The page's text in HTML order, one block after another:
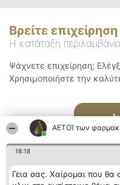
ΑΕΤΟΊ των
18:18
Γεια σας. Χαίρομαι που
Βρείτε επιχείρηση
Η κατάταξη
Ψάχνετε επιχείρηση;
Χρησιμοποιήστε την